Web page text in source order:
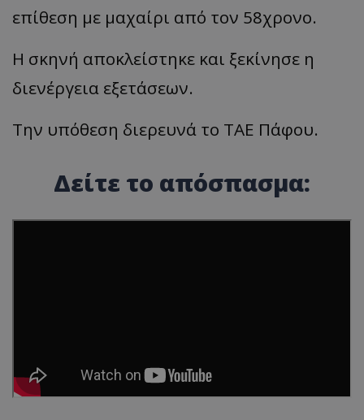
επίθεση με μαχαίρι από τον 58χρονο.
Η σκηνή αποκλείστηκε και ξεκίνησε η
διενέργεια εξετάσεων.
Την υπόθεση διερευνά το ΤΑΕ Πάφου.
Δείτε το απόσπασμα: